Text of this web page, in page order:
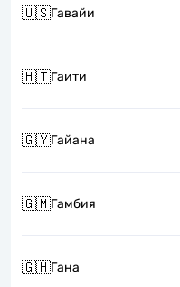
🇺🇸Гавайи
🇭🇹Гаити
🇬🇾Гайана
🇬🇲Гамбия
🇬🇭Гана